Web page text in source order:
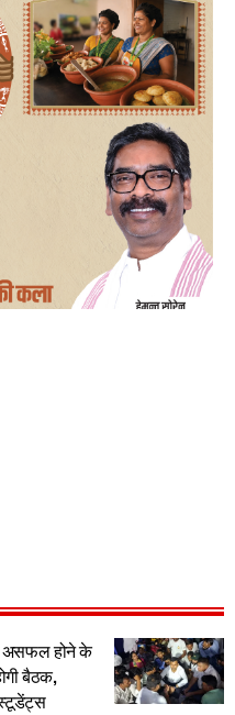
असफल होने के
बैठक,